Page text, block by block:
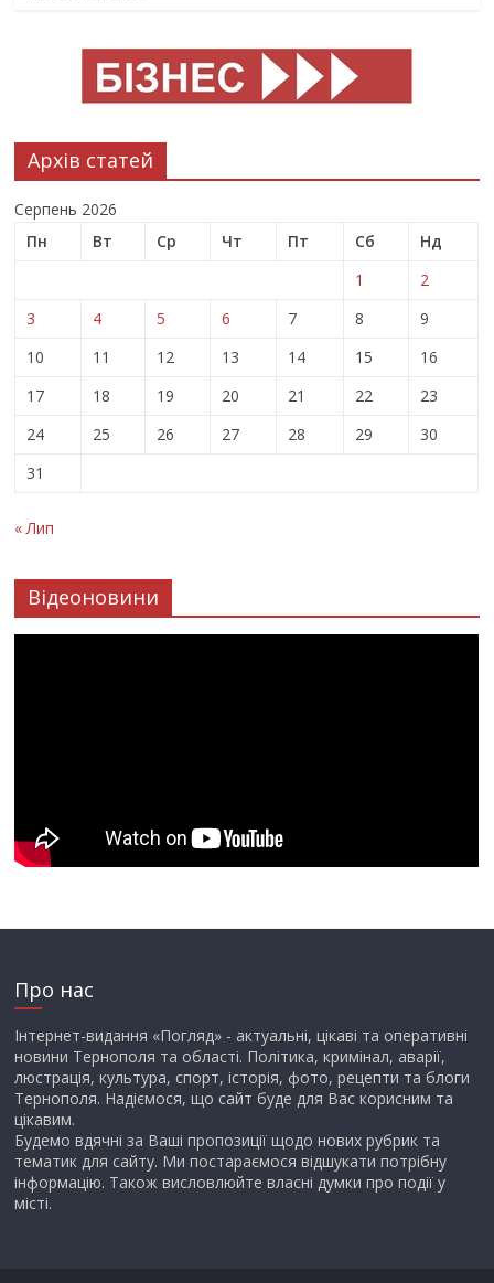
Архів статей
Серпень 2026
Пн
Вт Ср Чт Пт Сб
Нд
1
2
3
4 5 6 7 8
9
10
11 12 13 14 15
16
17
18 19 20 21 22
23
24
25 26 27 28 29
30
31
« Лип
Відеоновини
Про нас
Інтернет-видання «Погляд» - актуальні, цікаві та оперативні
новини Тернополя та області. Політика, кримінал, аварії,
люстрація, культура, спорт, історія, фото, рецепти та блоги
Тернополя. Надіємося, що сайт буде для Вас корисним та
цікавим.
Будемо вдячні за Ваші пропозиції щодо нових рубрик та
тематик для сайту. Ми постараємося відшукати потрібну
інформацію. Також висловлюйте власні думки про події у
місті.